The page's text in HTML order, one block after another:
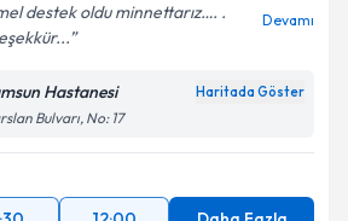
destek oldu minnettarız…. .
Devamı
Hastanesi Haritada Göster
Bulvarı, No: 17